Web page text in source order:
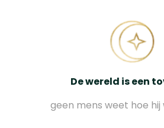
De wereld is een
geen mens weet hoe hij